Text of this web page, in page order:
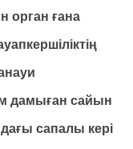
орган ғана
дамыған сайын
сапалы кері